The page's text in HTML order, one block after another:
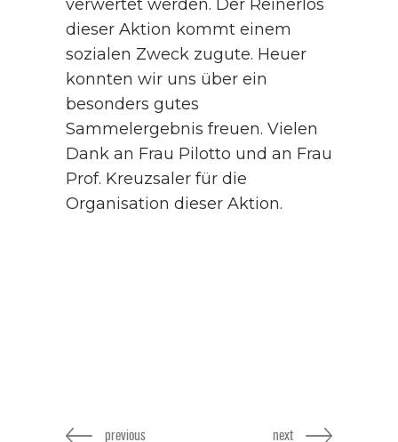
verwertet werden. Der Reinerlös
dieser Aktion kommt einem
sozialen Zweck zugute. Heuer
konnten wir uns über ein
besonders gutes
Sammelergebnis freuen. Vielen
Dank an Frau Pilotto und an Frau
Prof. Kreuzsaler für die
Organisation dieser Aktion.
previous next